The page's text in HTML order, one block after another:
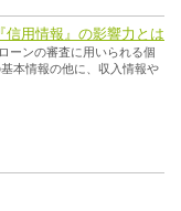
信用情報』の影響力とは
ーンの審査に用いられる個
本情報の他に、収入情報や